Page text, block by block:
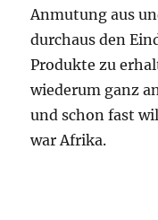
Anmutung aus
durchaus den
Produkte zu
wiederum ganz
und schon fast
war Afrika.